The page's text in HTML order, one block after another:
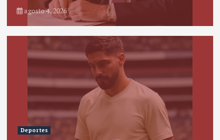
agosto 4, 2026
Deportes